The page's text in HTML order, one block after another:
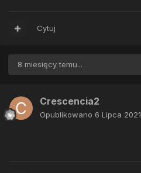
Cytuj
8 miesięcy temu...
Crescencia2
Opublikowano 6 Lipca 2021